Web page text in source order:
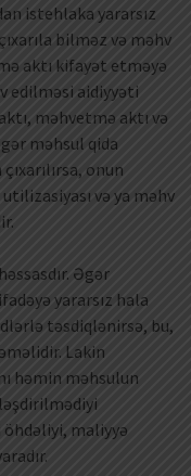
istehlaka yararsız
bilməz və məhv
aktı kifayət etməyə
edilməsi aidiyyəti
məhvetmə aktı və
məhsul qida
onun
və ya məhv
Əgər
yararsız hala
təsdiqlənirsə, bu,
Lakin
həmin məhsulun
öhdəliyi, maliyyə